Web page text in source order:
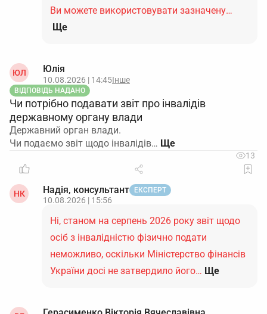
Ви можете використовувати зазначену…
Ще
ЮЛ Юлія
10.08.2026 | 14:45Інше
ВІДПОВІДЬ НАДАНО
Чи потрібно подавати звіт про інвалідів
державному органу влади
Державний орган влади.
Чи подаємо звіт щодо інвалідів…
13
НК Надія, консультант ЕКСПЕРТ
10.08.2026 | 15:56
Ні, станом на серпень 2026 року звіт щодо
осіб з інвалідністю фізично подати
неможливо, оскільки Міністерство фінансів
України досі не затвердило його… Ще